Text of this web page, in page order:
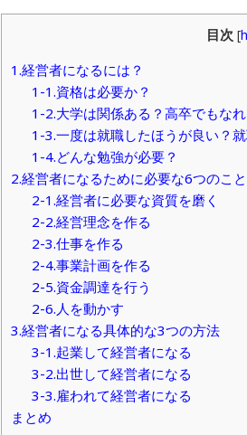
目次 [
1.経営者になるには？
1-1.資格は必要か？
1-2.大学は関係ある？高卒でもなれ
1-3.一度は就職したほうが良い？
1-4.どんな勉強が必要？
2.経営者になるために必要な6つのこと
2-1.経営者に必要な資質を磨く
2-2.経営理念を作る
2-3.仕事を作る
2-4.事業計画を作る
2-5.資金調達を行う
2-6.人を動かす
3.経営者になる具体的な3つの方法
3-1.起業して経営者になる
3-2.出世して経営者になる
3-3.雇われて経営者になる
まとめ